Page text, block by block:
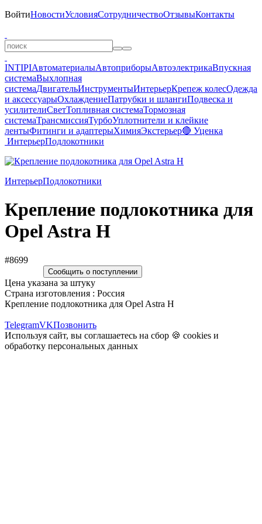
ВойтиНовостиУсловияСотрудничествоОтзывыКонтакты
INTIPIАвтоматериалыАвтоприборыАвтоэлектрикаВпускная
системаВыхлопная
системаДвигательИнструментыИнтерьерКрепеж колесОдежда
и аксессуарыОхлаждениеПатрубки и шлангиПодвеска и
усилителиСветТопливная системаТормозная
системаТрансмиссияТурбоУплотнители и клейкие
лентыФитинги и адаптерыХимияЭкстерьер🔴 Уценка
ИнтерьерПодлокотники
ИнтерьерПодлокотники
Крепление подлокотника для
Opel Astra H
#8699
Сообщить о поступлении
Цена указана за штуку
Страна изготовления : Россия
Крепление подлокотника для Opel Astra H
TelegramVKПозвонить
Используя сайт, вы соглашаетесь на сбор 🍪 cookies и
обработку персональных данных